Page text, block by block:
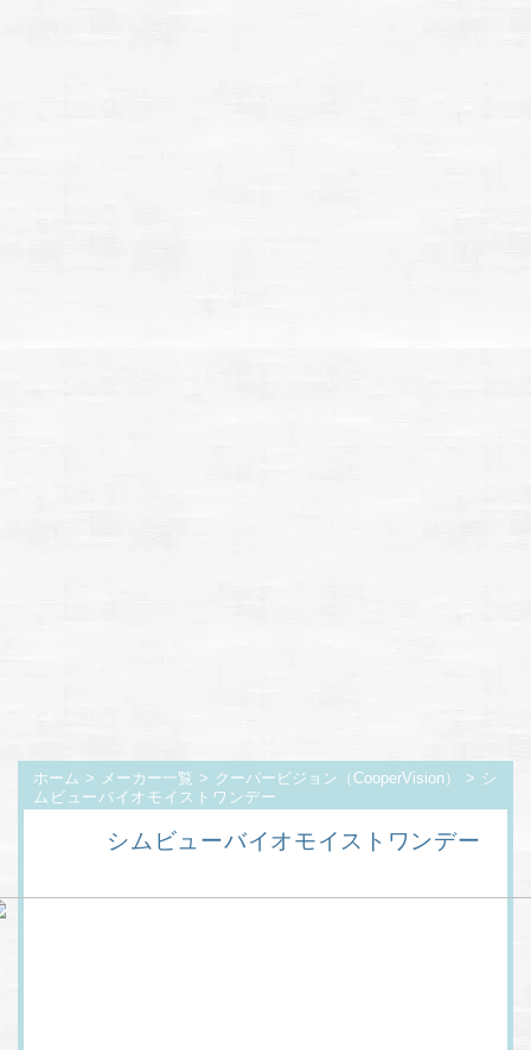
ホーム > メーカー一覧 > クーパービジョン（CooperVision）
> シ
ムビューバイオモイストワンデー
シムビューバイオモイストワンデー